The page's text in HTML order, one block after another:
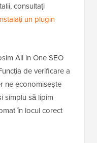
consultați
un plugin
All in One SEO
de verificare a
ne economisește
simplu să lipim
în locul corect